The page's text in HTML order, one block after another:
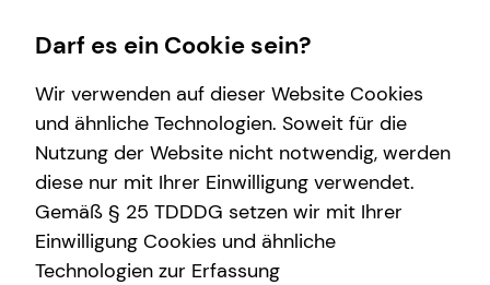
Karriere-Infos
Karrierechancen
Initiativbewerbung
Wissenswertes
Über tecis
teamzukunft
Service
Kundenportal
Darf es ein Cookie sein?
Wir verwenden auf dieser Website Cookies
und ähnliche Technologien. Soweit für die
Nutzung der Website nicht notwendig, werden
diese nur mit Ihrer Einwilligung verwendet.
Gemäß § 25 TDDDG setzen wir mit Ihrer
Einwilligung Cookies und ähnliche
Technologien zur Erfassung